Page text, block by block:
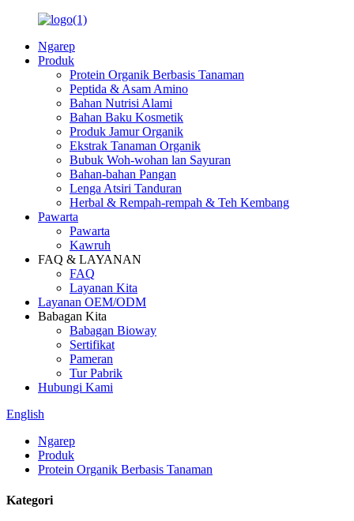
Ngarep
Produk
Protein Organik Berbasis Tanaman
Peptida & Asam Amino
Bahan Nutrisi Alami
Bahan Baku Kosmetik
Produk Jamur Organik
Ekstrak Tanaman Organik
Bubuk Woh-wohan lan Sayuran
Bahan-bahan Pangan
Lenga Atsiri Tanduran
Herbal & Rempah-rempah & Teh Kembang
Pawarta
Pawarta
Kawruh
FAQ & LAYANAN
FAQ
Layanan Kita
Layanan OEM/ODM
Babagan Kita
Babagan Bioway
Sertifikat
Pameran
Tur Pabrik
Hubungi Kami
English
Ngarep
Produk
Protein Organik Berbasis Tanaman
Kategori